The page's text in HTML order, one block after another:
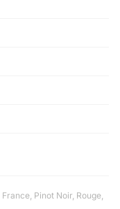
France, Pinot Noir, Rouge,